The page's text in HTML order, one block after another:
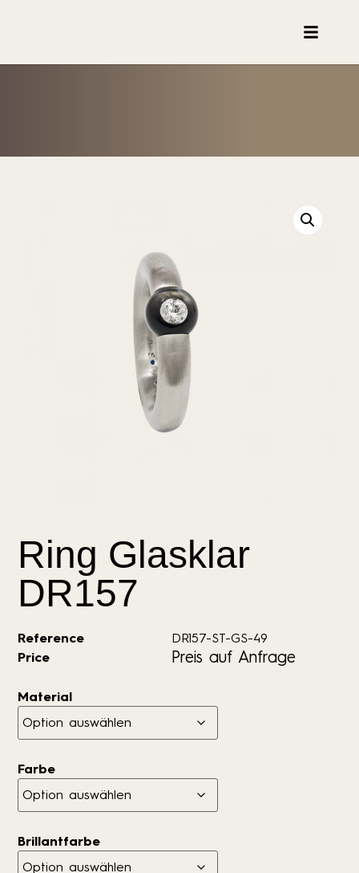
Ring Glasklar
DR157
Reference
DR157-ST-GS-49
Price
Preis auf Anfrage
Material
Farbe
Brillantfarbe